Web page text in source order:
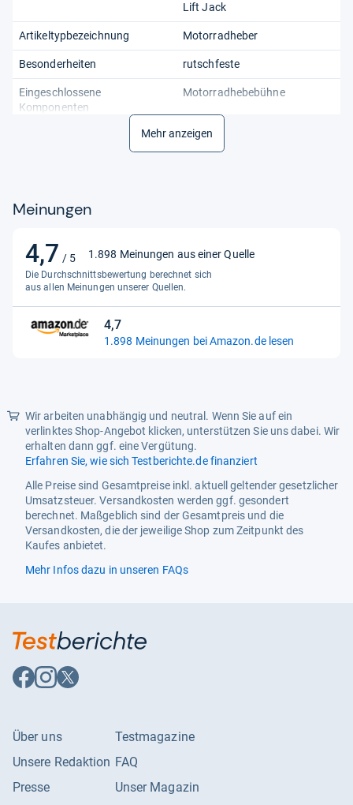
Lift Jack
Artikeltypbezeichnung Motorradheber
Besonderheiten rutschfeste
Eingeschlossene
Komponenten
Motorradhebebühne
Motorrad
Kompatibel Mit Fahrzeugtyp
Kraftradtyp
Straßenmotorrad, Offroad
Motorrad, Reiseenduro
Ladekapazität 1.1e+3 Lbs
Material
350 mm
Produktart Hubständer
Stil
Basismodell Tragfähigkeit 500
Kg
Stil/form
Basismodell Tragfähigkeit 500
Kg
Tragkraft
Ursprungsland China
Mehr anzeigen
Meinungen
4,7 / 5
4,7
von
5
Sternen
1.898 Meinungen aus einer Quelle
Die Durchschnittsbewertung berechnet sich
aus allen Meinungen unserer Quellen.
4,7
4,7
von
1.898 Meinungen bei Amazon.de lesen
Wir arbeiten unabhängig und neutral. Wenn Sie auf ein
verlinktes Shop-Angebot klicken, unterstützen Sie uns dabei. Wir
erhalten dann ggf. eine Vergütung.
Erfahren Sie, wie sich Testberichte.de finanziert
Alle Preise sind Gesamtpreise inkl. aktuell geltender gesetzlicher
Umsatzsteuer. Versandkosten werden ggf. gesondert
berechnet. Maßgeblich sind der Gesamtpreis und die
Versandkosten, die der jeweilige Shop zum Zeitpunkt des
Kaufes anbietet.
Mehr Infos dazu in unseren FAQs
Auf
Facebook
Auf
Instagram
Auf
X
Über uns
Unsere Redaktion
Presse
Testmagazine
FAQ
Unser Magazin